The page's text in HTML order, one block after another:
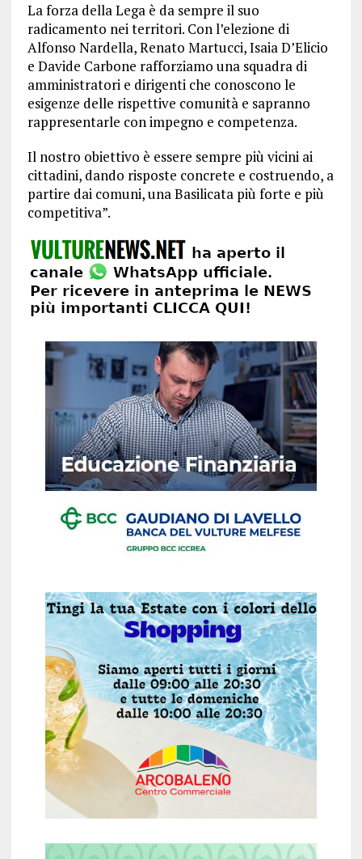
La forza della Lega è da sempre il suo
radicamento nei territori. Con l’elezione di
Alfonso Nardella, Renato Martucci, Isaia D’Elicio
e Davide Carbone rafforziamo una squadra di
amministratori e dirigenti che conoscono le
esigenze delle rispettive comunità e sapranno
rappresentarle con impegno e competenza.
Il nostro obiettivo è essere sempre più vicini ai
cittadini, dando risposte concrete e costruendo, a
partire dai comuni, una Basilicata più forte e più
competitiva”.